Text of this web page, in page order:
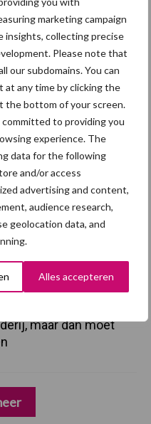
marketing campaign
insights, collecting precise
Please note that
our subdomains. You can
at any time by clicking the
the bottom of your screen.
to providing you
experience. The
data for the following
and/or access
advertising and content,
audience research,
geolocation data, and
Alles accepteren
praktische
is in Polen
voor
hyopneumoniae
onderstreept dat
is, zeker nu
in evenwicht
maar dan moet